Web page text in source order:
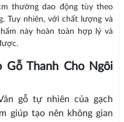
thường dao động tùy theo
Tuy nhiên, với chất lượng và
này hoàn toàn hợp lý và
Gỗ Thanh Cho Ngôi
gỗ tự nhiên của gạch
giúp tạo nên không gian